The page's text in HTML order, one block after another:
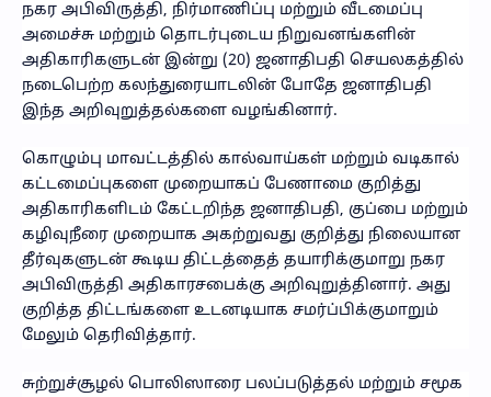
நகர அபிவிருத்தி, நிர்மாணிப்பு மற்றும் வீடமைப்பு
அமைச்சு மற்றும் தொடர்புடைய நிறுவனங்களின்
அதிகாரிகளுடன் இன்று (20) ஜனாதிபதி செயலகத்தில்
நடைபெற்ற கலந்துரையாடலின் போதே ஜனாதிபதி
இந்த அறிவுறுத்தல்களை வழங்கினார்.
கொழும்பு மாவட்டத்தில் கால்வாய்கள் மற்றும் வடிகால்
கட்டமைப்புகளை முறையாகப் பேணாமை குறித்து
அதிகாரிகளிடம் கேட்டறிந்த ஜனாதிபதி, குப்பை மற்றும்
கழிவுநீரை முறையாக அகற்றுவது குறித்து நிலையான
தீர்வுகளுடன் கூடிய திட்டத்தைத் தயாரிக்குமாறு நகர
அபிவிருத்தி அதிகாரசபைக்கு அறிவுறுத்தினார். அது
குறித்த திட்டங்களை உடனடியாக சமர்ப்பிக்குமாறும்
மேலும் தெரிவித்தார்.
சுற்றுச்சூழல் பொலிஸாரை பலப்படுத்தல் மற்றும் சமூக